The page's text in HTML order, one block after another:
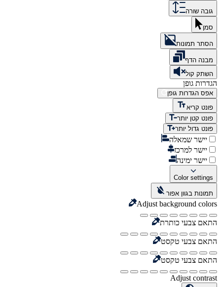
גובה שורה
סמן
הסתר תמונות
מבנה הדף
השתק קול
הגדרות גופן
אפס הגדרות גופן
פונט קריא
פונט קטן יותר
פונט גדול יותר
יישר שמאלה
יישר למרכז
יישר ימינה
Color settings
תמונות בגוון אפור
Adjust background colors
התאם צבעי כותרת
התאם צבעי טקסט
התאם צבעי טקסט
Adjust contrast